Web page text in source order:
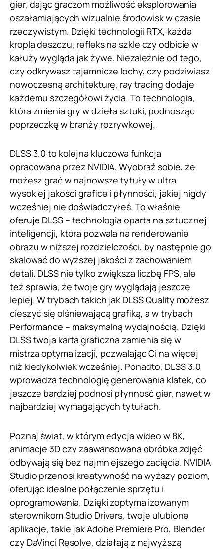
gier, dając graczom możliwość eksplorowania
oszałamiających wizualnie środowisk w czasie
rzeczywistym. Dzięki technologii RTX, każda
kropla deszczu, refleks na szkle czy odbicie w
kałuży wygląda jak żywe. Niezależnie od tego,
czy odkrywasz tajemnicze lochy, czy podziwiasz
nowoczesną architekturę, ray tracing dodaje
każdemu szczegółowi życia. To technologia,
która zmienia gry w dzieła sztuki, podnosząc
poprzeczkę w branży rozrywkowej.
DLSS 3.0 to kolejna kluczowa funkcja
opracowana przez NVIDIA. Wyobraź sobie, że
możesz grać w najnowsze tytuły w ultra
wysokiej jakości grafice i płynności, jakiej nigdy
wcześniej nie doświadczyłeś. To właśnie
oferuje DLSS – technologia oparta na sztucznej
inteligencji, która pozwala na renderowanie
obrazu w niższej rozdzielczości, by następnie go
skalować do wyższej jakości z zachowaniem
detali. DLSS nie tylko zwiększa liczbę FPS, ale
też sprawia, że twoje gry wyglądają jeszcze
lepiej. W trybach takich jak DLSS Quality możesz
cieszyć się olśniewającą grafiką, a w trybach
Performance – maksymalną wydajnością. Dzięki
DLSS twoja karta graficzna zamienia się w
mistrza optymalizacji, pozwalając Ci na więcej
niż kiedykolwiek wcześniej. Ponadto, DLSS 3.0
wprowadza technologię generowania klatek, co
jeszcze bardziej podnosi płynność gier, nawet w
najbardziej wymagających tytułach.
Poznaj świat, w którym edycja wideo w 8K,
animacje 3D czy zaawansowana obróbka zdjęć
odbywają się bez najmniejszego zacięcia. NVIDIA
Studio przenosi kreatywność na wyższy poziom,
oferując idealne połączenie sprzętu i
oprogramowania. Dzięki zoptymalizowanym
sterownikom Studio Drivers, twoje ulubione
aplikacje, takie jak Adobe Premiere Pro, Blender
czy DaVinci Resolve, działają z najwyższą